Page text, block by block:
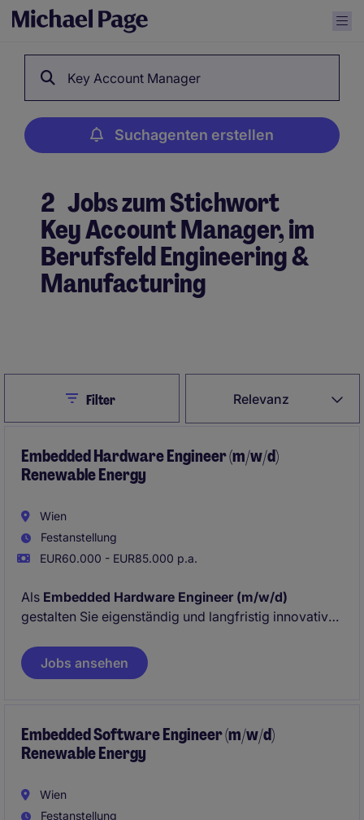
Key Account Manager
Suchagenten erstellen
2 Jobs zum Stichwort
Key Account Manager, im
Berufsfeld Engineering &
Manufacturing
Relevanz
CloseFilter
Embedded Hardware Engineer (m/w/d)
Renewable Energy
Wien
Festanstellung
EUR60.000 - EUR85.000 p.a.
Als Embedded Hardware Engineer (m/w/d)
gestalten Sie eigenständig und langfristig innovative
Kraftanlagen. Sie arbeiten am Standort Wien in einem
führenden Unternehmen im internationalen
Jobs ansehen
Embedded Software Engineer (m/w/d)
Renewable Energy
Wien
Festanstellung